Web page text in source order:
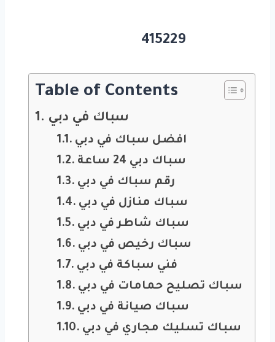
415229
Table of Contents
سباك في دبي
افضل سباك في دبي
سباك دبي 24 ساعة
رقم سباك في دبي
سباك منازل في دبي
سباك شاطر في دبي
سباك رخيص في دبي
فني سباكة في دبي
سباك تصليح حمامات في دبي
سباك صيانة في دبي
سباك تسليك مجاري في دبي